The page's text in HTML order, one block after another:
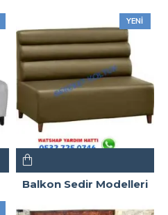
YENI
Balkon Sedir Modelleri